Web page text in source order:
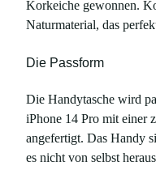
P
h
n
1
4
P
r
Korkeiche gewonnen.
Naturmaterial, das
Die Passform
Die Handytasche wird
iPhone 14 Pro mit einer
angefertigt. Das Handy
es nicht von selbst